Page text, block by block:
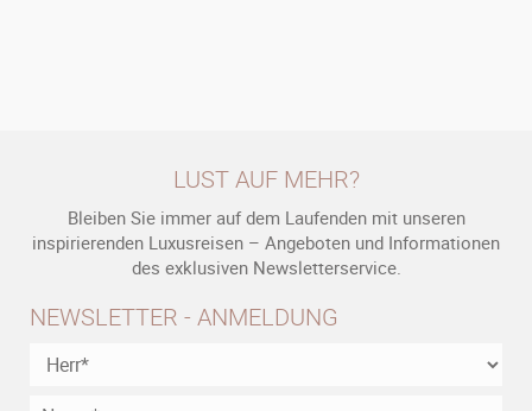
LUST AUF MEHR?
Bleiben Sie immer auf dem Laufenden mit unseren
inspirierenden Luxusreisen – Angeboten und Informationen
des exklusiven Newsletterservice.
NEWSLETTER - ANMELDUNG